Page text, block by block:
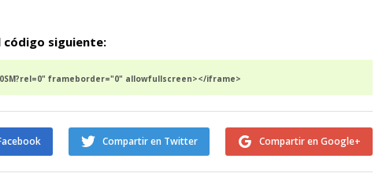
código siguiente:
frameborder="0" allowfullscreen></iframe>
Compartir en Google+
Compartir en Twitter